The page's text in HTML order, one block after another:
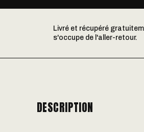
Livré et récupéré
s'occupe de l'aller-retour.
DESCRIPTION